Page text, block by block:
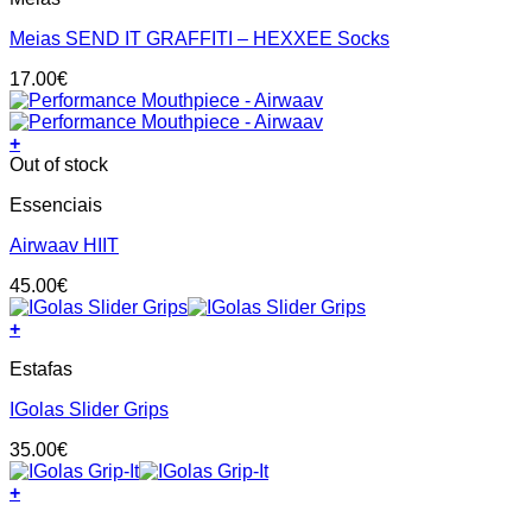
on
the
product
page
multiple
The
options
may
be
chosen
the
product
page
Meias SEND IT GRAFFITI – HEXXEE Socks
17.00€
+
Out of stock
Essenciais
Airwaav HIIT
45.00€
+
product
multiple
The
options
may
Estafas
IGolas Slider Grips
35.00€
+